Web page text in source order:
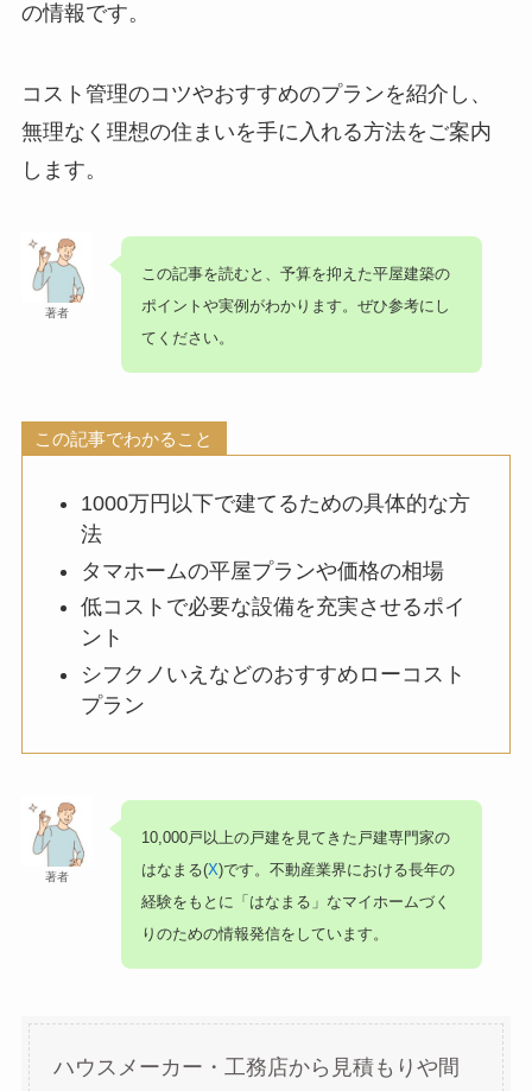
の情報です。
コスト管理のコツやおすすめのプランを紹介し、
無理なく理想の住まいを手に入れる方法をご案内
します。
著者
この記事を読むと、 予算を抑えた平屋建築の
ポイントや実例 がわかります。ぜひ参考にし
てください。
この記事でわかること
1000万円以下で建てるための具体的な方
法
タマホームの平屋プランや価格の相場
低コストで必要な設備を充実させるポイ
ント
シフクノいえなどのおすすめローコスト
プラン
著者
10,000戸以上の戸建を見てきた戸建専門家の
はなまる(X)です。不動産業界における長年の
経験をもとに「はなまる」なマイホームづく
りのための情報発信をしています。
ハウスメーカー・工務店から見積もりや間